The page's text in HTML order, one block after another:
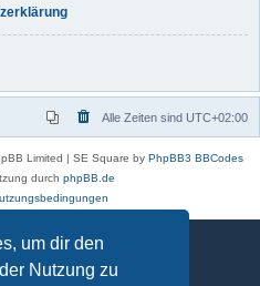
um dir den
Nutzung zu
Alle Zeiten sind UTC+02:00
Limited | SE Square by PhpBB3 BBCodes
durch phpBB.de